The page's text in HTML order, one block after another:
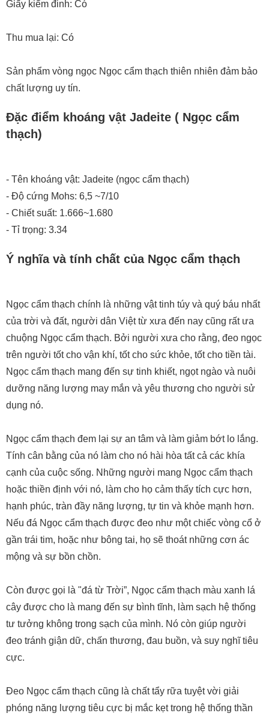
Giấy kiểm đinh: Có
Thu mua lại: Có
Sản phẩm vòng ngọc Ngọc cẩm thạch thiên nhiên đảm bảo
chất lượng uy tín.
Đặc điểm khoáng vật Jadeite ( Ngọc cẩm
thạch)
- Tên khoáng vật: Jadeite (ngọc cẩm thạch)
- Độ cứng Mohs: 6,5 ~7/10
- Chiết suất: 1.666~1.680
- Tỉ trọng: 3.34
Ý nghĩa và tính chất của Ngọc cẩm thạch
Ngọc cẩm thạch chính là những vật tinh túy và quý báu nhất
của trời và đất, người dân Việt từ xưa đến nay cũng rất ưa
chuộng Ngọc cẩm thạch. Bởi người xưa cho rằng, đeo ngọc
trên người tốt cho vận khí, tốt cho sức khỏe, tốt cho tiền tài.
Ngọc cẩm thạch mang đến sự tinh khiết, ngọt ngào và nuôi
dưỡng năng lượng may mắn và yêu thương cho người sử
dụng nó.
Ngọc cẩm thạch đem lại sự an tâm và làm giảm bớt lo lắng.
Tính cân bằng của nó làm cho nó hài hòa tất cả các khía
cạnh của cuộc sống. Những người mang Ngọc cẩm thạch
hoặc thiền định với nó, làm cho họ cảm thấy tích cực hơn,
hạnh phúc, tràn đầy năng lượng, tự tin và khỏe mạnh hơn.
Nếu đá Ngọc cẩm thạch được đeo như một chiếc vòng cổ ở
gần trái tim, hoặc như bông tai, họ sẽ thoát những cơn ác
mộng và sự bồn chồn.
Còn được gọi là "đá từ Trời”, Ngọc cẩm thạch màu xanh lá
cây được cho là mang đến sự bình tĩnh, làm sạch hệ thống
tư tưởng không trong sạch của mình. Nó còn giúp người
đeo tránh giận dữ, chấn thương, đau buồn, và suy nghĩ tiêu
cực.
Đeo Ngọc cẩm thạch cũng là chất tẩy rữa tuyệt vời giải
phóng năng lượng tiêu cực bị mắc kẹt trong hệ thống thần